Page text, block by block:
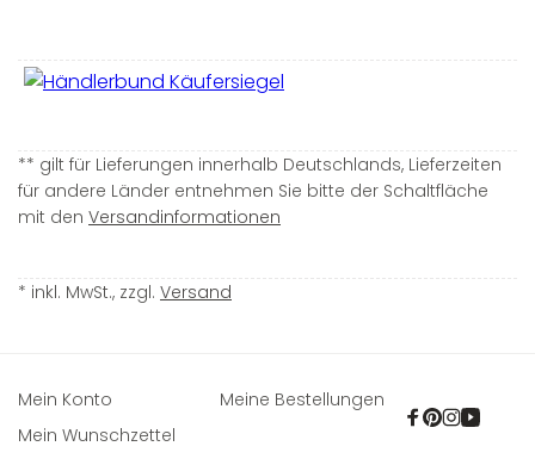
** gilt für Lieferungen innerhalb Deutschlands, Lieferzeiten
für andere Länder entnehmen Sie bitte der Schaltfläche
mit den Versandinformationen
* inkl. MwSt., zzgl. Versand
Mein Konto
Meine Bestellungen
Mein Wunschzettel
Facebook
Pinterest